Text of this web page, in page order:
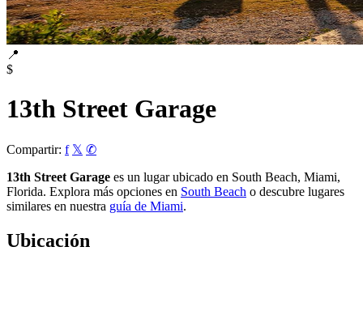
📍
$
13th Street Garage
Compartir: f 𝕏 ✆
13th Street Garage es un lugar ubicado en South Beach, Miami,
Florida. Explora más opciones en South Beach o descubre lugares
similares en nuestra guía de Miami.
Ubicación